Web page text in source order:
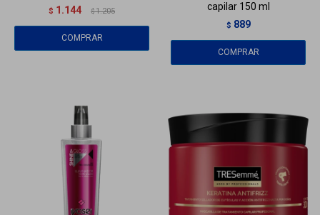
$ 1.144 $ 1.205
capilar 150 ml
$ 889